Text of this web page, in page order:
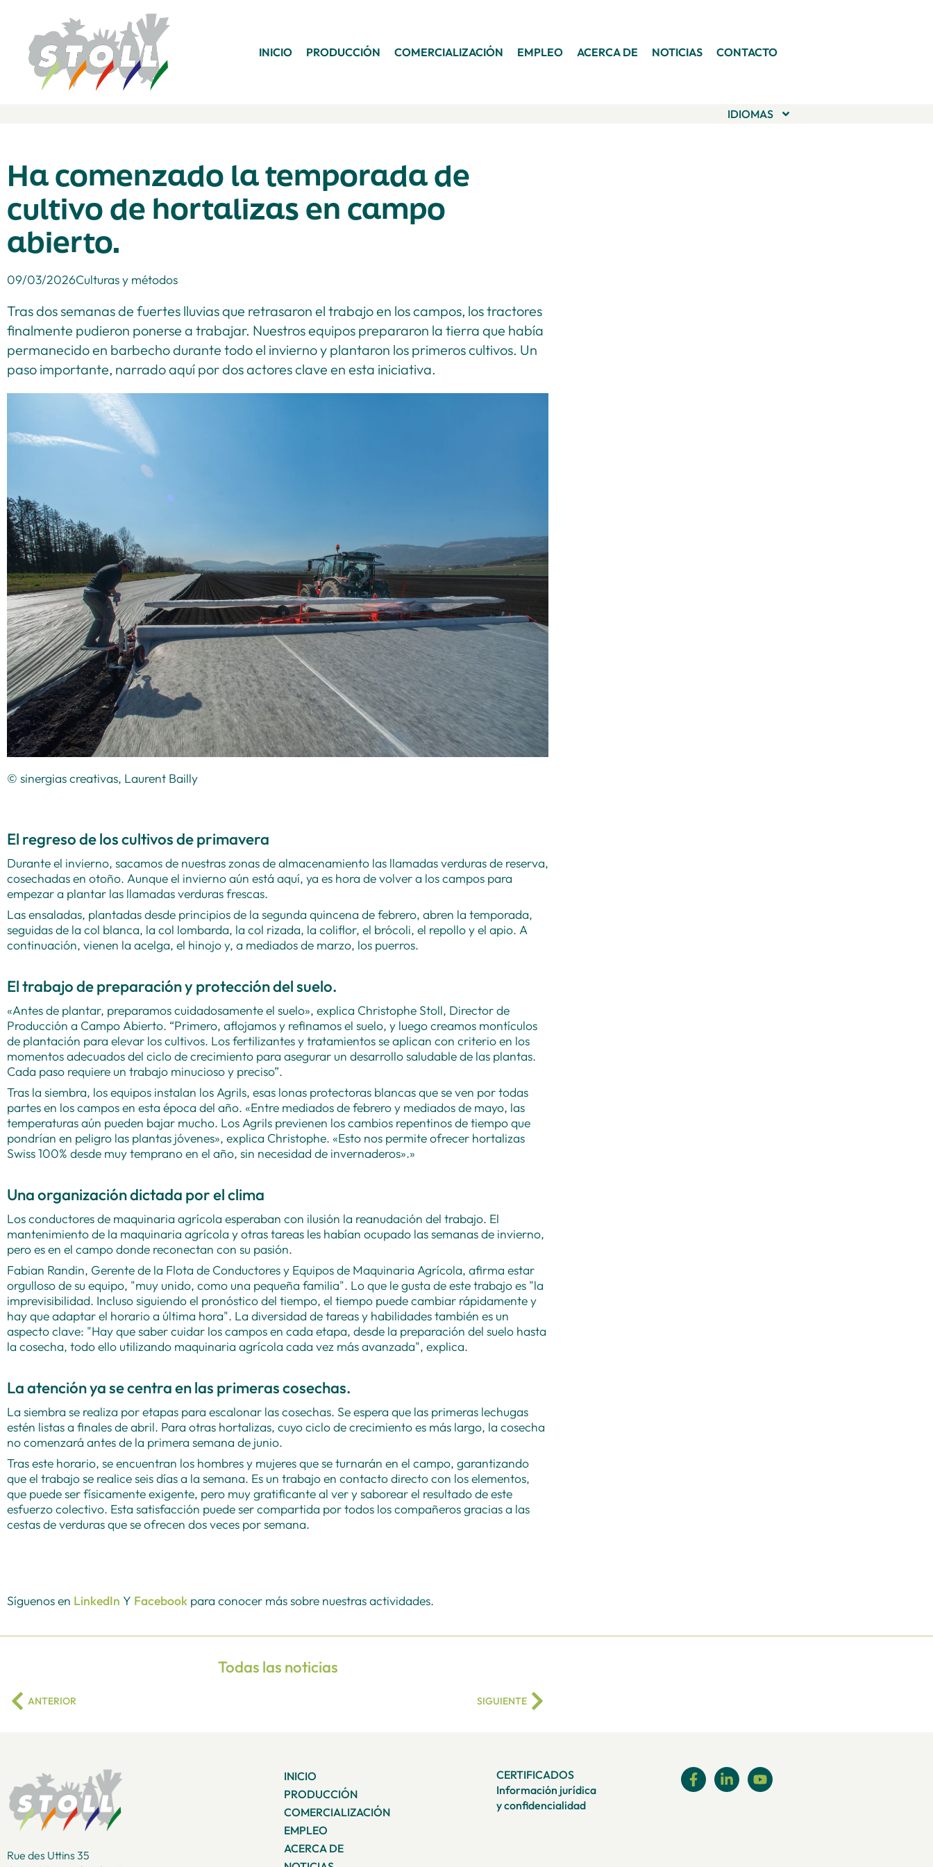
INICIO PRODUCCIÓN COMERCIALIZACIÓN EMPLEO ACERCA DE NOTICIAS CONTACTO
IDIOMAS
Ha comenzado la temporada de
cultivo de hortalizas en campo
abierto.
09/03/2026Culturas y métodos
Tras dos semanas de fuertes lluvias que retrasaron el trabajo en los campos, los tractores
finalmente pudieron ponerse a trabajar. Nuestros equipos prepararon la tierra que había
permanecido en barbecho durante todo el invierno y plantaron los primeros cultivos. Un
paso importante, narrado aquí por dos actores clave en esta iniciativa.
© sinergias creativas, Laurent Bailly
El regreso de los cultivos de primavera
Durante el invierno, sacamos de nuestras zonas de almacenamiento las llamadas verduras de reserva,
cosechadas en otoño. Aunque el invierno aún está aquí, ya es hora de volver a los campos para
empezar a plantar las llamadas verduras frescas.
Las ensaladas, plantadas desde principios de la segunda quincena de febrero, abren la temporada,
seguidas de la col blanca, la col lombarda, la col rizada, la coliflor, el brócoli, el repollo y el apio. A
continuación, vienen la acelga, el hinojo y, a mediados de marzo, los puerros.
El trabajo de preparación y protección del suelo.
«Antes de plantar, preparamos cuidadosamente el suelo», explica Christophe Stoll, Director de
Producción a Campo Abierto. “Primero, aflojamos y refinamos el suelo, y luego creamos montículos
de plantación para elevar los cultivos. Los fertilizantes y tratamientos se aplican con criterio en los
momentos adecuados del ciclo de crecimiento para asegurar un desarrollo saludable de las plantas.
Cada paso requiere un trabajo minucioso y preciso”.
Tras la siembra, los equipos instalan los Agrils, esas lonas protectoras blancas que se ven por todas
partes en los campos en esta época del año. «Entre mediados de febrero y mediados de mayo, las
temperaturas aún pueden bajar mucho. Los Agrils previenen los cambios repentinos de tiempo que
pondrían en peligro las plantas jóvenes», explica Christophe. «Esto nos permite ofrecer hortalizas
Swiss 100% desde muy temprano en el año, sin necesidad de invernaderos».»
Una organización dictada por el clima
Los conductores de maquinaria agrícola esperaban con ilusión la reanudación del trabajo. El
mantenimiento de la maquinaria agrícola y otras tareas les habían ocupado las semanas de invierno,
pero es en el campo donde reconectan con su pasión.
Fabian Randin, Gerente de la Flota de Conductores y Equipos de Maquinaria Agrícola, afirma estar
orgulloso de su equipo, "muy unido, como una pequeña familia". Lo que le gusta de este trabajo es "la
imprevisibilidad. Incluso siguiendo el pronóstico del tiempo, el tiempo puede cambiar rápidamente y
hay que adaptar el horario a última hora". La diversidad de tareas y habilidades también es un
aspecto clave: "Hay que saber cuidar los campos en cada etapa, desde la preparación del suelo hasta
la cosecha, todo ello utilizando maquinaria agrícola cada vez más avanzada", explica.
La atención ya se centra en las primeras cosechas.
La siembra se realiza por etapas para escalonar las cosechas. Se espera que las primeras lechugas
estén listas a finales de abril. Para otras hortalizas, cuyo ciclo de crecimiento es más largo, la cosecha
no comenzará antes de la primera semana de junio.
Tras este horario, se encuentran los hombres y mujeres que se turnarán en el campo, garantizando
que el trabajo se realice seis días a la semana. Es un trabajo en contacto directo con los elementos,
que puede ser físicamente exigente, pero muy gratificante al ver y saborear el resultado de este
esfuerzo colectivo. Esta satisfacción puede ser compartida por todos los compañeros gracias a las
cestas de verduras que se ofrecen dos veces por semana.
Síguenos en LinkedIn Y Facebook para conocer más sobre nuestras actividades.
Todas las noticias
ANTERIOR SIGUIENTE
Rue des Uttins 35
INICIO
PRODUCCIÓN
COMERCIALIZACIÓN
EMPLEO
ACERCA DE
CERTIFICADOS
Información jurídica
y confidencialidad